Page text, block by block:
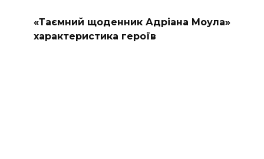
«Таємний щоденник Адріана Моула»
характеристика героїв